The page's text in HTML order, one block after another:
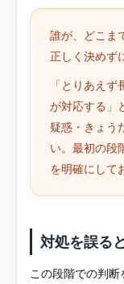
誰が、どこま
正しく決めず
「とりあえ
が対応する」
疑惑・きょう
い。最初の段
を明確にして
対処を誤る
この段階での判